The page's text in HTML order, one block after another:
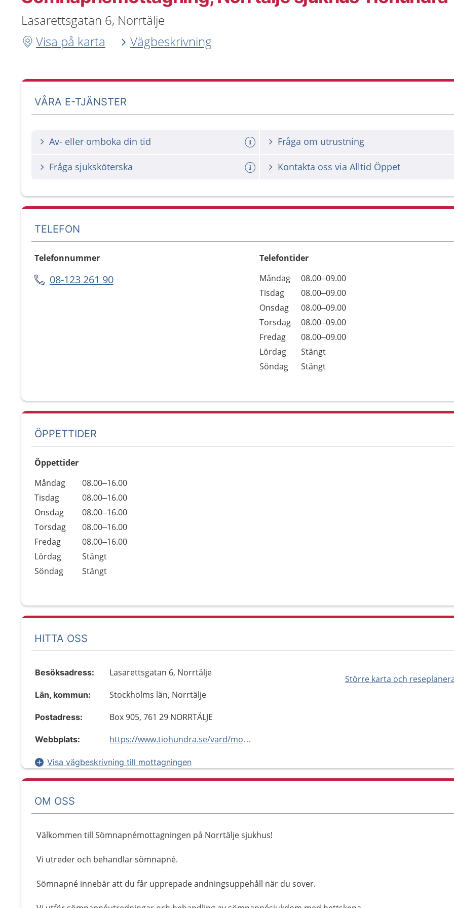
Lasarettsgatan 6, Norrtälje
Visa på karta
Vägbeskrivning
VÅRA E-TJÄNSTER
Av- eller omboka din tid Fråga om utrustning
Fråga sjuksköterska Kontakta oss via Alltid Öppet
TELEFON
Telefonnummer
08-123 261 90
Telefontider
Dag
Öppettider
Kommentarer
Måndag
08.00–09.00
Tisdag
08.00–09.00
Onsdag
08.00–09.00
Torsdag
08.00–09.00
Fredag
08.00–09.00
Lördag
Stängt
Söndag
Stängt
ÖPPETTIDER
Öppettider
Dag
Öppettider
Kommentarer
Måndag
08.00–16.00
Tisdag
08.00–16.00
Onsdag
08.00–16.00
Torsdag
08.00–16.00
Fredag
08.00–16.00
Lördag
Stängt
Söndag
Stängt
HITTA OSS
Större karta och
Besöksadress: Lasarettsgatan 6, Norrtälje
Län, kommun: Stockholms län, Norrtälje
Postadress: Box 905, 761 29 NORRTÄLJE
Webbplats: https://www.tiohundra.se/vard/mottagningar/somnapnemottagning/
Visa vägbeskrivning till mottagningen
OM OSS
Välkommen till Sömnapnémottagningen på Norrtälje sjukhus!
Vi utreder och behandlar sömnapné.
Sömnapné innebär att du får upprepade andningsuppehåll när du sover.